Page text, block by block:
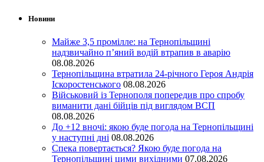
Новини
Майже 3,5 промілле: на Тернопільщині
надзвичайно п’яний водій втрапив в аварію
08.08.2026
Тернопільщина втратила 24-річного Героя Андрія
Іскоростенського 08.08.2026
Військовий із Тернополя попередив про спробу
виманити дані бійців під виглядом ВСП
08.08.2026
До +12 вночі: якою буде погода на Тернопільщині
у наступні дні 08.08.2026
Спека повертається? Якою буде погода на
Тернопільщині цими вихідними 07.08.2026